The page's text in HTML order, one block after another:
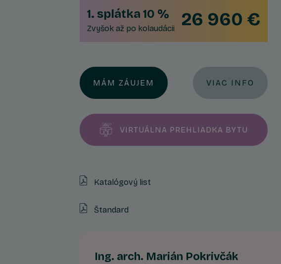
1. splátka 10 %
Zvyšok až po kolaudácii 26 960 €
MÁM ZÁUJEM VIAC INFO
VIRTUÁLNA PREHLIADKA BYTU
Katalógový list
Štandard
Ing. arch. Marián Pokrivčák